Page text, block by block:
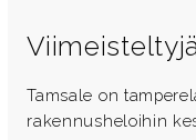
Tamsale on
rakennusheloihin